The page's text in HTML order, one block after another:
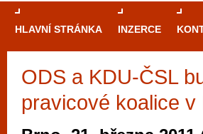
HLAVNÍ STRÁNKA INZERCE
ODS a KDU-ČSL
pravicové koalice v